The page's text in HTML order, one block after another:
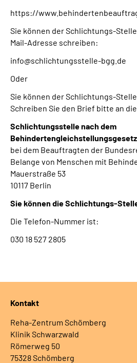
https://
Sie können der Schlichtungs-
Mail-Adresse schreiben:
info@schlichtungsstelle-bgg.de
Oder
Sie können der Schlichtungs-
Schreiben Sie den Brief bitte an
Schlichtungsstelle nach dem
Behindertengleichstellungsgesetz
bei dem Beauftragten der
Belange von Menschen mit
Mauerstraße 53
10117 Berlin
Sie können die Schlichtungs-
Die Telefon-Nummer ist:
030 18 527 2805
Kontakt
Reha-Zentrum Schömberg
Klinik Schwarzwald
Römerweg 50
75328 Schömberg